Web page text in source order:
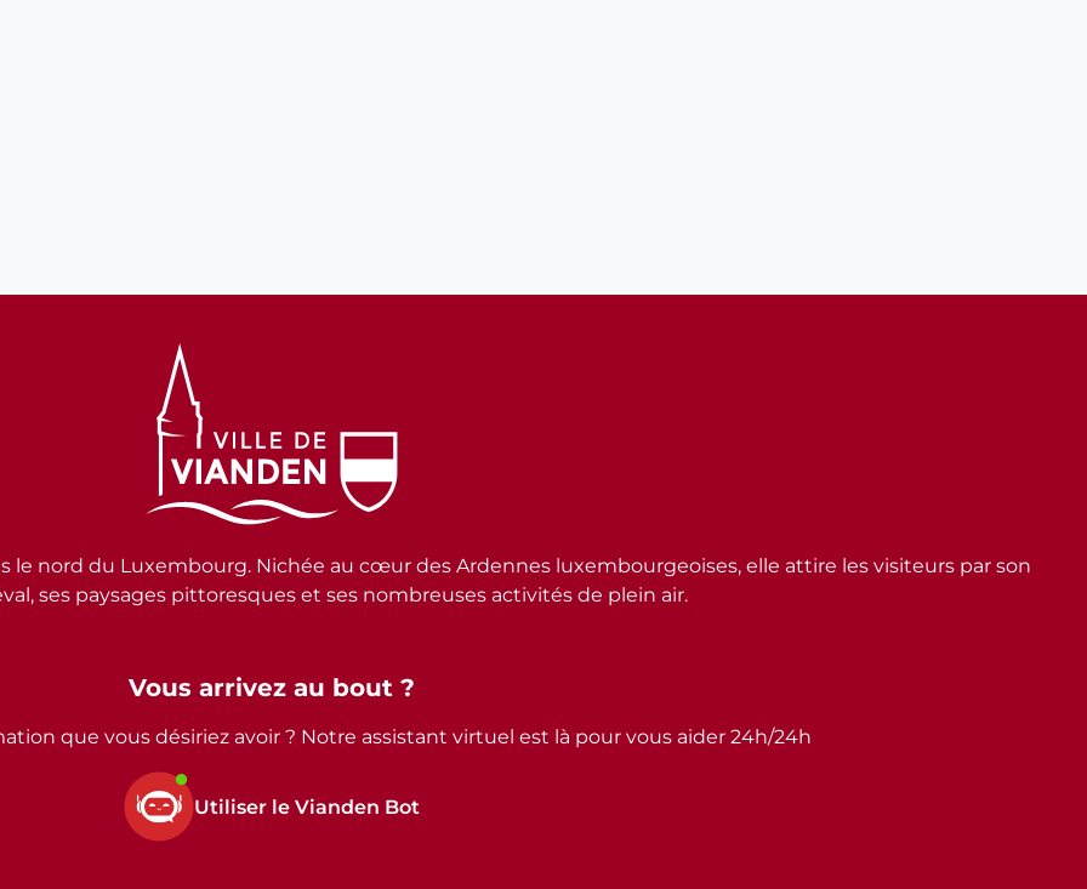
Vous arrivez au bout ?
que vous désiriez avoir ? Notre assistant virtuel est là pour vous aider 24h/24h
Utiliser le Vianden Bot
nord du Luxembourg. Nichée au cœur des Ardennes luxembourgeoises, elle attire les visiteurs par son
ses paysages pittoresques et ses nombreuses activités de plein air.